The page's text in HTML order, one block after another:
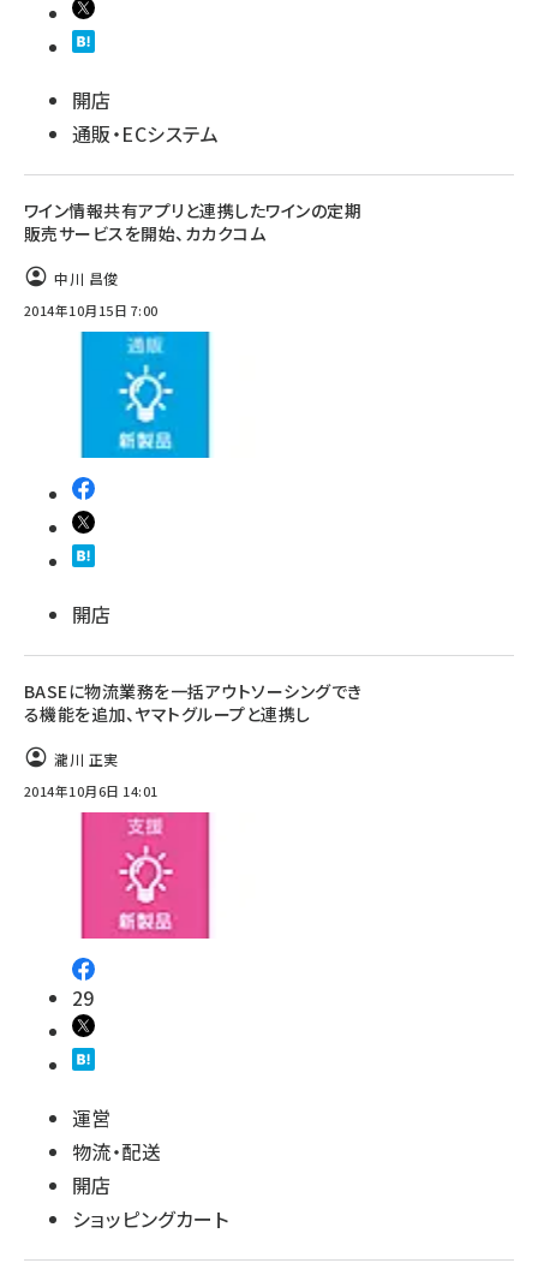
開店
通販・ECシステム
ワイン情報共有アプリと連携したワインの定期
販売サービスを開始、カカクコム
中川 昌俊
2014年10月15日 7:00
開店
BASEに物流業務を一括アウトソーシングでき
る機能を追加、ヤマトグループと連携し
瀧川 正実
2014年10月6日 14:01
29
運営
物流・配送
開店
ショッピングカート